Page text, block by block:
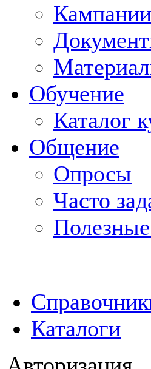
Кампании
Обучение
Каталог
Общение
Опросы
Часто
Каталоги